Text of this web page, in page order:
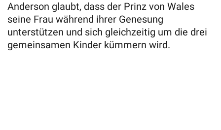
Anderson glaubt, dass der Prinz von Wales
seine Frau während ihrer Genesung
unterstützen und sich gleichzeitig um die drei
gemeinsamen Kinder kümmern wird.